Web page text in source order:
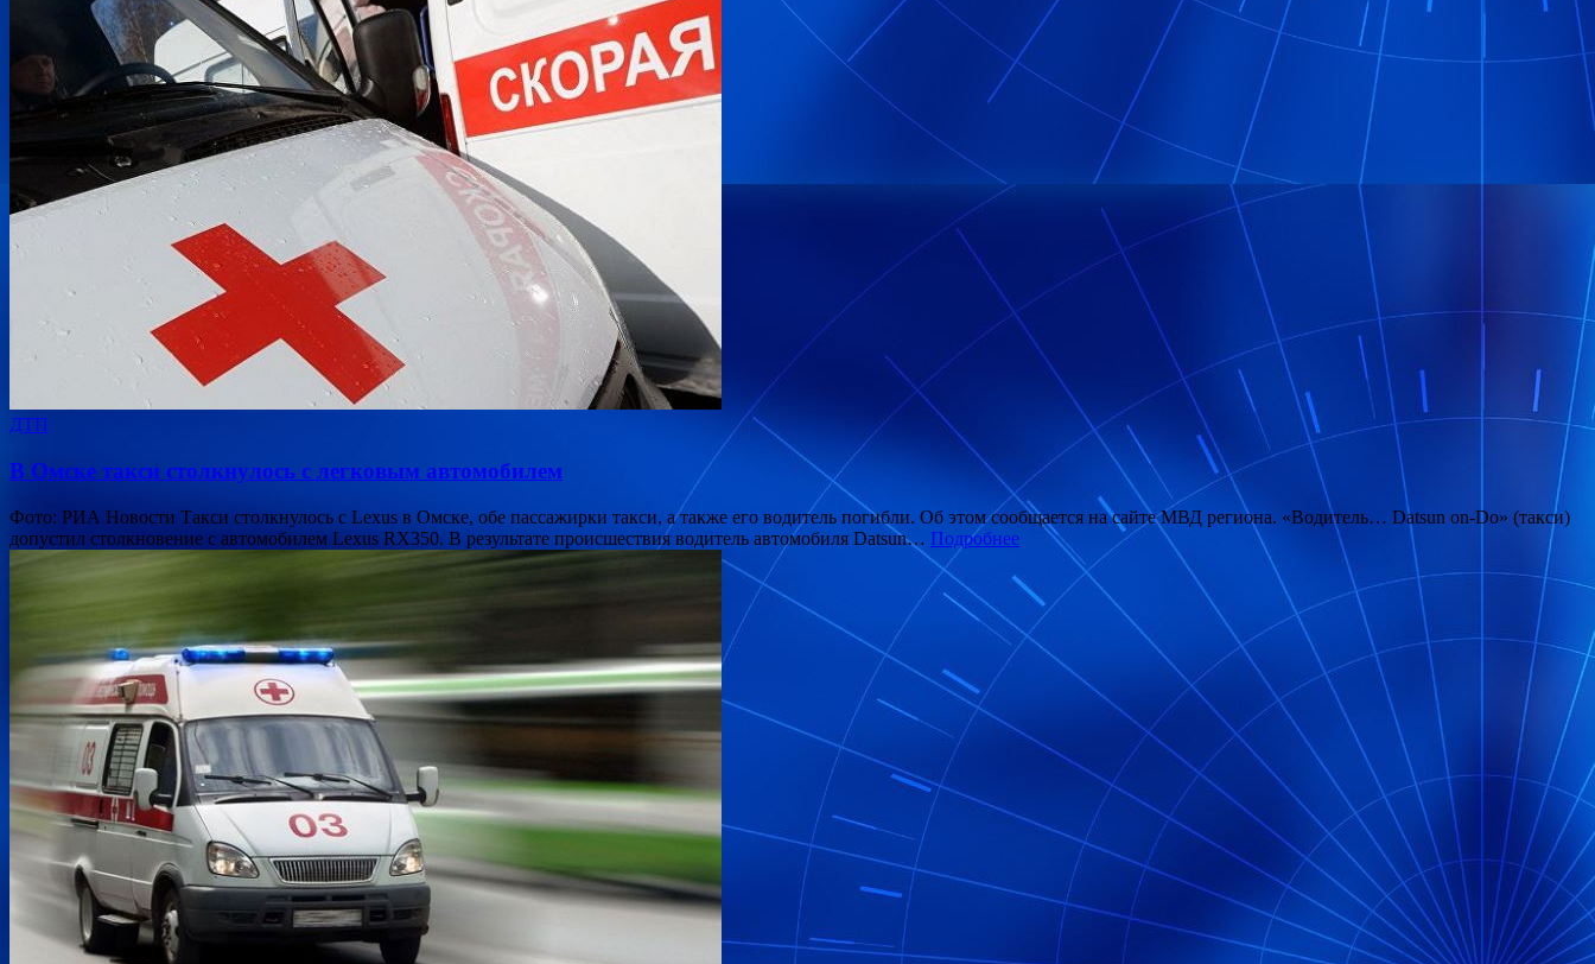
ДТП
В Омске такси столкнулось с легковым автомобилем
Фото: РИА Новости Такси столкнулось с Lexus в Омске, обе пассажирки такси, а также его водитель погибли. Об этом сообщается на сайте МВД региона. «Водитель… Datsun on-Do» (такси)
допустил столкновение с автомобилем Lexus RX350. В результате происшествия водитель автомобиля Datsun… Подробнее